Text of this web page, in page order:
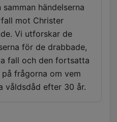
händelserna
mot Christer
Vi utforskar de
för de drabbade,
fall och den fortsatta
frågorna om vem
våldsdåd efter 30 år.